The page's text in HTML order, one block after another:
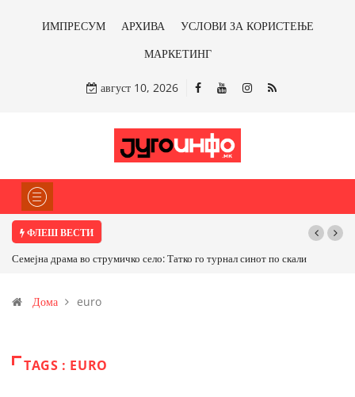
ИМПРЕСУМ АРХИВА
УСЛОВИ ЗА КОРИСТЕЊЕ
МАРКЕТИНГ
август 10, 2026
ФЛЕШ ВЕСТИ
Семејна драма во струмичко село: Татко го турнал синот по скали
Дома euro
TAGS : EURO